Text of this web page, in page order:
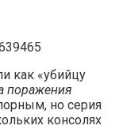
как «убийцу
поражения
но серия
консолях